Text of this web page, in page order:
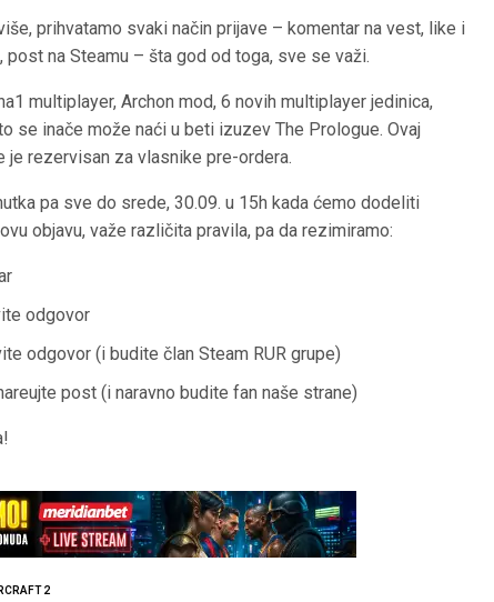
prihvatamo svaki način prijave – komentar na vest, like i
na Steamu – šta god od toga, sve se važi.
multiplayer, Archon mod, 6 novih multiplayer jedinica,
se inače može naći u beti izuzev The Prologue. Ovaj
je rezervisan za vlasnike pre-ordera.
pa sve do srede, 30.09. u 15h kada ćemo dodeliti
objavu, važe različita pravila, pa da rezimiramo:
odgovor
odgovor (i budite član Steam RUR grupe)
post (i naravno budite fan naše strane)
2